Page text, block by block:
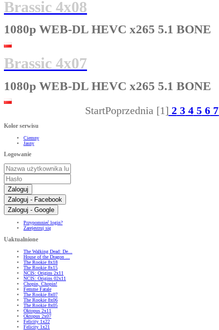
Brassic 4x08
1080p WEB-DL HEVC x265 5.1 BONE
Brassic 4x07
1080p WEB-DL HEVC x265 5.1 BONE
StartPoprzednia[1] 2 34567
Kolor serwisu
Ciemny
Jasny
Logowanie
Zaloguj
Zaloguj - Facebook
Zaloguj - Google
Przypomnieć login?
Zarejestruj się
Uaktualnione
The Walking Dead: De...
House of the Dragon ...
The Rookie 8x18
The Rookie 8x15
NCIS: Origins 2x11
NCIS: Origins 02x11
Chopin, Chopin!
Femme Fatale
The Rookie 8x07
The Rookie 8x06
The Rookie 8x05
Oktopus 2x11
Oktopus 2x07
Felicity 1x22
Felicity 1x21